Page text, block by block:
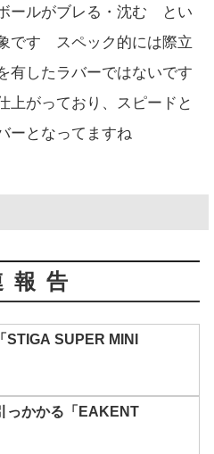
ールがブレる・沈む とい
です スペック的には際立
有したラバーではないです
上がっており、スピードと
ーとなってますね
報告
STIGA SUPER MINI
っかかる「EAKENT